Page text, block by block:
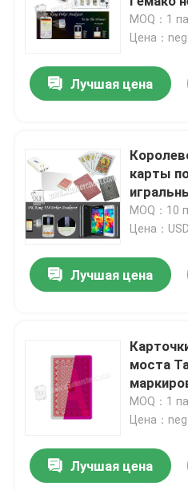
игры
MOQ：1
Цена：
Лучшая цена
карты
покера
MOQ：10
Цена：
Лучшая цена
моста
играя
MOQ：1
Цена：
Лучшая цена